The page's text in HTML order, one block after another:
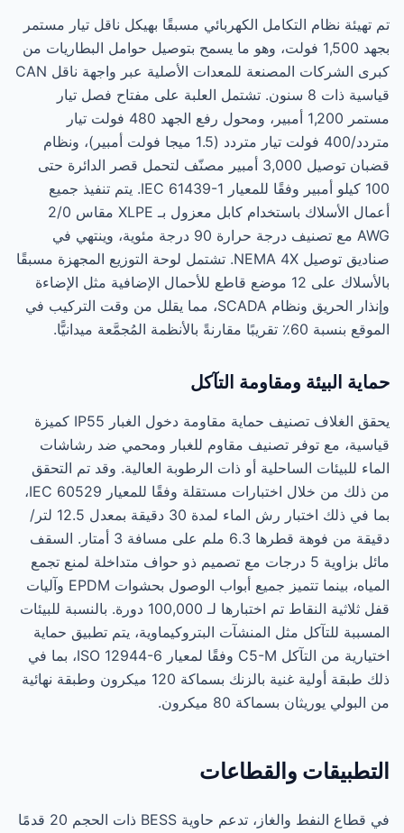
تم تهيئة نظام التكامل الكهربائي مسبقًا بهيكل ناقل تيار مستمر
بجهد 1,500 فولت، وهو ما يسمح بتوصيل حوامل البطاريات من
كبرى الشركات المصنعة للمعدات الأصلية عبر واجهة ناقل CAN
قياسية ذات 8 سنون. تشتمل العلبة على مفتاح فصل تيار
مستمر 1,200 أمبير، ومحول رفع الجهد 480 فولت تيار
متردد/400 فولت تيار متردد (1.5 ميجا فولت أمبير)، ونظام
قضبان توصيل 3,000 أمبير مصنّف لتحمل قصر الدائرة حتى
100 كيلو أمبير وفقًا للمعيار IEC 61439-1. يتم تنفيذ جميع
أعمال الأسلاك باستخدام كابل معزول بـ XLPE مقاس 2/0
AWG مع تصنيف درجة حرارة 90 درجة مئوية، وينتهي في
صناديق توصيل NEMA 4X. تشتمل لوحة التوزيع المجهزة مسبقًا
بالأسلاك على 12 موضع قاطع للأحمال الإضافية مثل الإضاءة
وإنذار الحريق ونظام SCADA، مما يقلل من وقت التركيب في
الموقع بنسبة 60٪ تقريبًا مقارنةً بالأنظمة المُجمَّعة ميدانيًّا.
حماية البيئة ومقاومة التآكل
يحقق الغلاف تصنيف حماية مقاومة دخول الغبار IP55 كميزة
قياسية، مع توفر تصنيف مقاوم للغبار ومحمي ضد رشاشات
الماء للبيئات الساحلية أو ذات الرطوبة العالية. وقد تم التحقق
من ذلك من خلال اختبارات مستقلة وفقًا للمعيار IEC 60529،
بما في ذلك اختبار رش الماء لمدة 30 دقيقة بمعدل 12.5 لتر/
دقيقة من فوهة قطرها 6.3 ملم على مسافة 3 أمتار. السقف
مائل بزاوية 5 درجات مع تصميم ذو حواف متداخلة لمنع تجمع
المياه، بينما تتميز جميع أبواب الوصول بحشوات EPDM وآليات
قفل ثلاثية النقاط تم اختبارها لـ 100,000 دورة. بالنسبة للبيئات
المسببة للتآكل مثل المنشآت البتروكيماوية، يتم تطبيق حماية
اختيارية من التآكل C5-M وفقًا لمعيار ISO 12944-6، بما في
ذلك طبقة أولية غنية بالزنك بسماكة 120 ميكرون وطبقة نهائية
من البولي يوريثان بسماكة 80 ميكرون.
التطبيقات والقطاعات
في قطاع النفط والغاز، تدعم حاوية BESS ذات الحجم 20 قدمًا